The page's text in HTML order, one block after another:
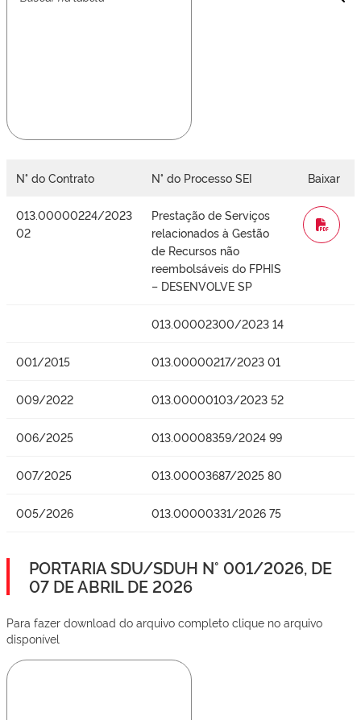
N° do Contrato N° do Processo SEI Baixar
013.00000224/2023
02
Prestação de Serviços
relacionados à Gestão
de Recursos não
reembolsáveis do FPHIS
– DESENVOLVE SP
WORD
013.00002300/2023 14
001/2015 013.00000217/2023 01
009/2022 013.00000103/2023 52
006/2025 013.00008359/2024 99
007/2025 013.00003687/2025 80
005/2026 013.00000331/2026 75
PORTARIA SDU/SDUH N° 001/2026, DE
07 DE ABRIL DE 2026
Para fazer download do arquivo completo clique no arquivo
disponível